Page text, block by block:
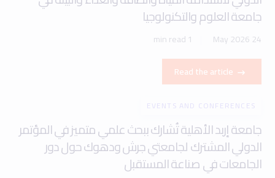
جامعة العلوم والتكنولوجيا
24 May 2026
1 min read
Read the article
EVENTS AND CONFERENCES
جامعة إربد الأهلية تُشارك ببحث علمي متميز في المؤتمر
الدولي المشترك لجامعتي جرش ودهوك حول دور
الجامعات في صناعة المستقبل